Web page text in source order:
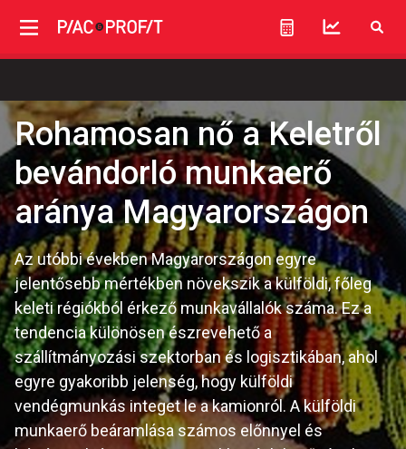
Rohamosan nő a Keletről
bevándorló munkaerő
aránya Magyarországon
Az utóbbi években Magyarországon egyre
jelentősebb mértékben növekszik a külföldi, főleg
keleti régiókból érkező munkavállalók száma. Ez a
tendencia különösen észrevehető a
szállítmányozási szektorban és logisztikában, ahol
egyre gyakoribb jelenség, hogy külföldi
vendégmunkás integet le a kamionról. A külföldi
munkaerő beáramlása számos előnnyel és